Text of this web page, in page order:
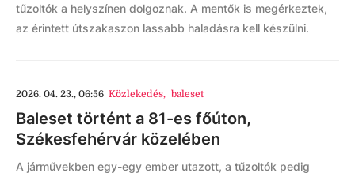
tűzoltók a helyszínen dolgoznak. A mentők is megérkeztek,
az érintett útszakaszon lassabb haladásra kell készülni.
2026. 04. 23., 06:56 Közlekedés, baleset
Baleset történt a 81-es főúton,
Székesfehérvár közelében
A járművekben egy-egy ember utazott, a tűzoltók pedig